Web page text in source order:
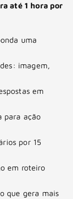
até 1 hora por
uma
imagem,
em
para ação
por 15
em roteiro
que gera mais